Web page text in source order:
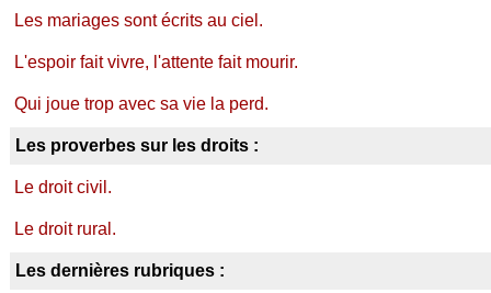
Les mariages sont écrits au ciel.
L'espoir fait vivre, l'attente fait mourir.
Qui joue trop avec sa vie la perd.
Les proverbes sur les droits :
Le droit civil.
Le droit rural.
Les dernières rubriques :